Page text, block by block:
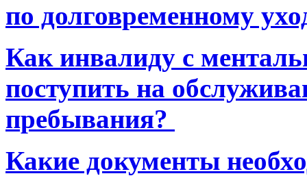
по долговременному
Как инвалиду с
поступить на
пребывания?
Какие документы